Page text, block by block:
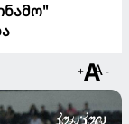
+ -